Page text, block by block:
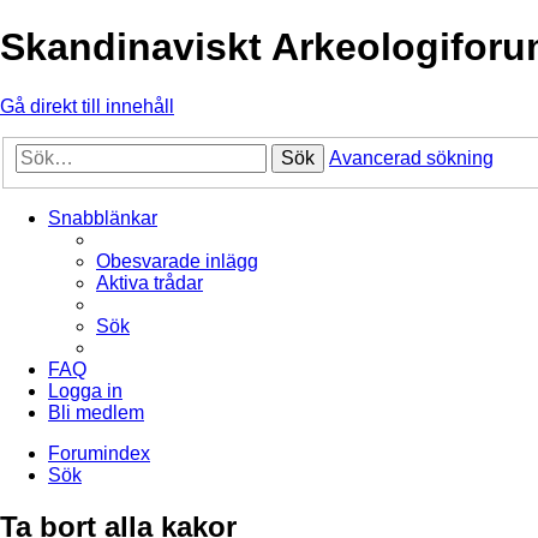
Skandinaviskt
Gå direkt till innehåll
Sök Avancerad sökning
Snabblänkar
Obesvarade inlägg
Aktiva trådar
Sök
FAQ
Logga in
Bli medlem
Forumindex
Sök
Ta bort alla kakor